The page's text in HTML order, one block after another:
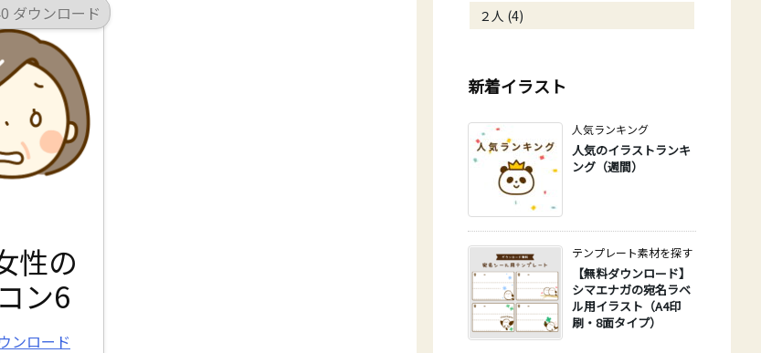
ダウンロード
性の
ン6
ンロード
２人 (4)
新着イラスト
人気ランキング
人気のイラストランキ
ング（週間）
テンプレート素材を探す
【無料ダウンロード】
シマエナガの宛名ラベ
ル用イラスト（A4印
刷・8面タイプ）